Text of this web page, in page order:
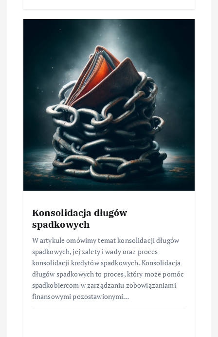
Konsolidacja długów
spadkowych
W artykule omówimy temat konsolidacji długów
spadkowych, jej zalety i wady oraz proces
konsolidacji kredytów spadkowych. Konsolidacja
długów spadkowych to proces, który może pomóc
spadkobiercom w zarządzaniu zobowiązaniami
finansowymi pozostawionymi…